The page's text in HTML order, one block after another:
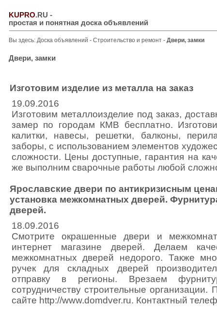
KUPRO.RU -
простая и понятная доска объявлений
Вы здесь: Доска объявлений - Строительство и ремонт - Двери, замки
Двери, замки
Изготовим изделие из металла на заказ
19.09.2016
Изготовим металлоизделие под заказ,
замер по городам КМВ бесплатно.
калитки, навесы, решетки, балконы,
заборы, с использованием элементов
сложности. Цены доступные, гарантия на
же выполним сварочные работы любой
Ярославские двери по антикризисным
установка межкомнатных дверей.
дверей.
18.09.2016
Смотрите окрашенные двери и
интернет магазине дверей. Делаем
межкомнатных дверей недорого. Также
ручек для складных дверей
отправку в регионы. Врезаем
сотрудничеству строительные
сайте http://www.domdver.ru. Контактный